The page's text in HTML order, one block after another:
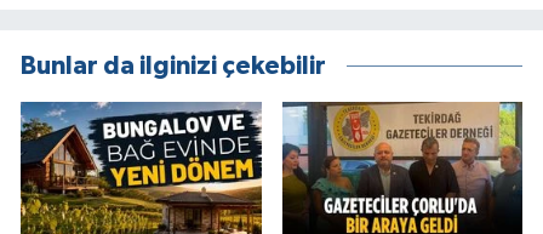
Bunlar da ilginizi çekebilir